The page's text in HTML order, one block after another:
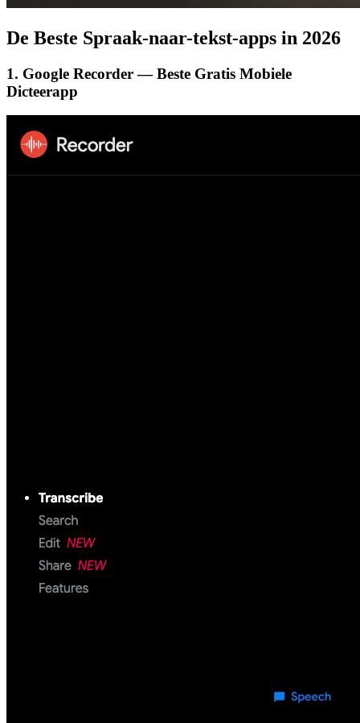
De Beste Spraak-naar-tekst-apps in 2026
1. Google Recorder — Beste Gratis Mobiele
Dicteerapp